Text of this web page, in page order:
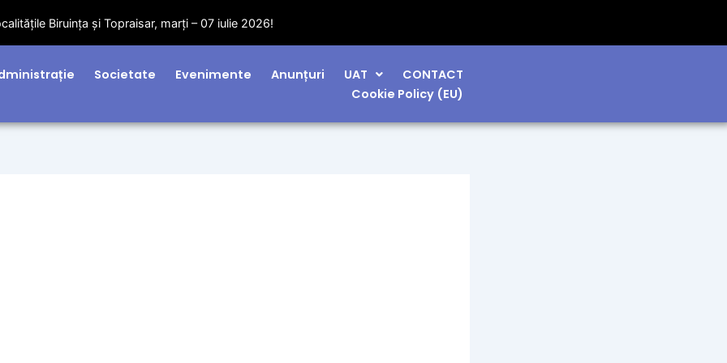
Biruința și Topraisar, marți – 07 iulie 2026!
Societate Evenimente Anunțuri UAT
CONTACT
Cookie Policy (EU)